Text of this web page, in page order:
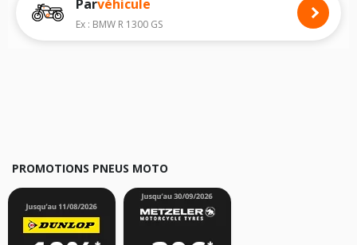
Nous recommandons de toujours monter des pneus moto avec les
dimensions homologuées par le constructeur.
Pour cela, veuillez sélectionner le modèle de votre motoDAELIM NS 125
Parvéhicule
Ex : BMW R 1300 GS
PROMOTIONS PNEUS MOTO